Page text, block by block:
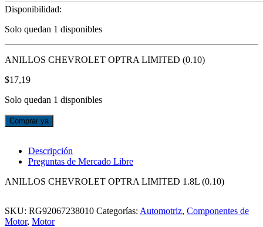
Disponibilidad:
Solo quedan 1 disponibles
ANILLOS CHEVROLET OPTRA LIMITED (0.10)
$17,19
Solo quedan 1 disponibles
ANILLOS
CHEVROLET
LIMITED
(0.10)
Comprar ya
Descripción
Preguntas de Mercado Libre
ANILLOS CHEVROLET OPTRA LIMITED 1.8L (0.10)
SKU: RG92067238010 Categorías: Automotriz, Componentes de
Motor, Motor